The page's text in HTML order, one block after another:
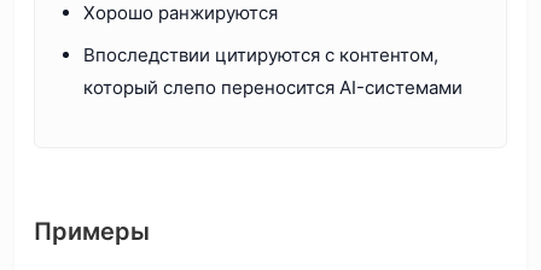
Хорошо ранжируются
Впоследствии цитируются с контентом,
который слепо переносится AI-системами
Примеры